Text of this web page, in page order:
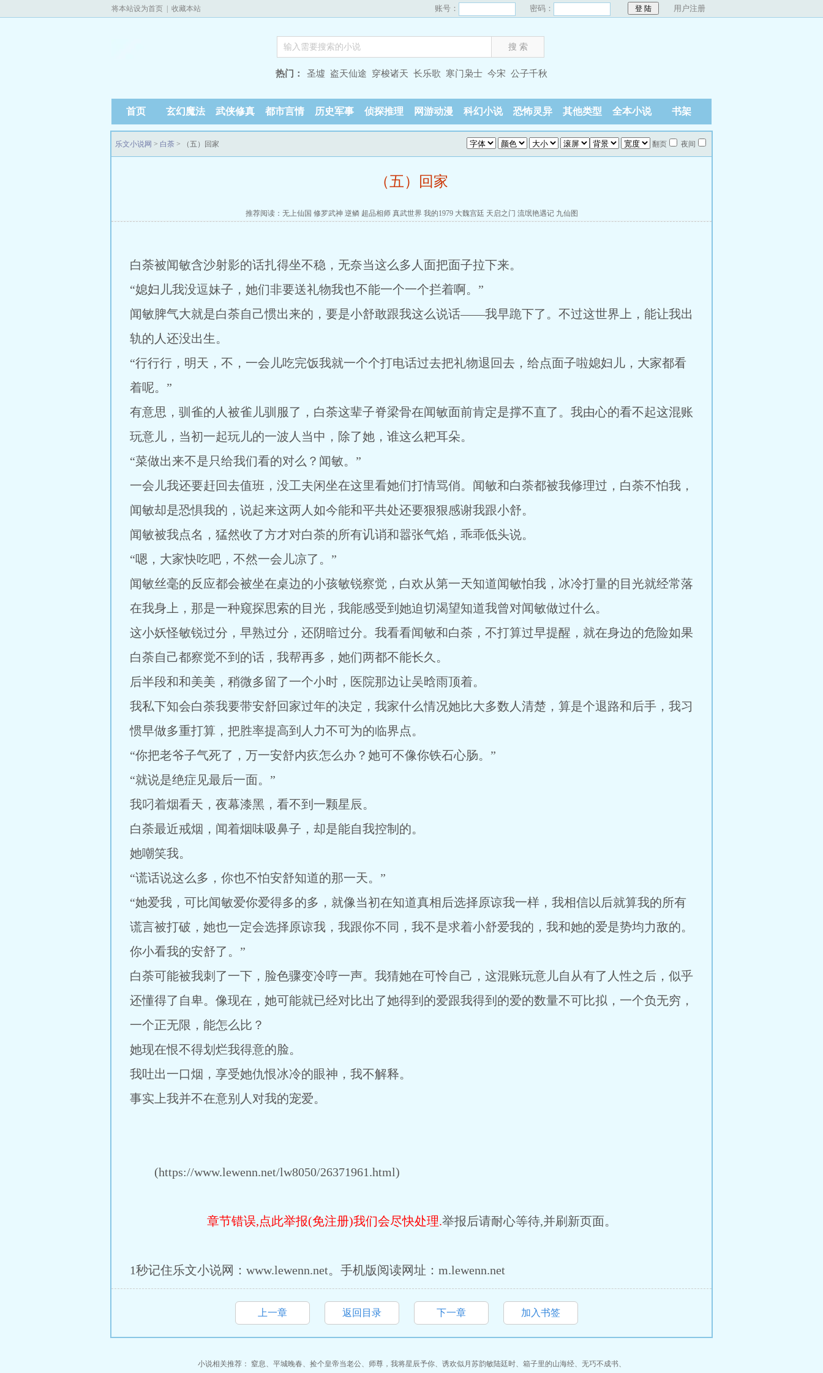
将本站设为首页 收藏本站 账号： 密码： 用户注册
热门： 圣墟 盗天仙途 穿梭诸天 长乐歌 寒门枭士 今宋 公子千秋
首页 玄幻魔法 武侠修真 都市言情 历史军事 侦探推理 网游动漫 科幻小说 恐怖灵异 其他类型 全本小说 书架
乐文小说网 > 白荼 > （五）回家 翻页 夜间
（五）回家
推荐阅读： 无上仙国 修罗武神 逆鳞 超品相师 真武世界 我的1979 大魏宫廷 天启之门 流氓艳遇记 九仙图
白荼被闻敏含沙射影的话扎得坐不稳，无奈当这么多人面把面子拉下来。
“媳妇儿我没逗妹子，她们非要送礼物我也不能一个一个拦着啊。”
闻敏脾气大就是白荼自己惯出来的，要是小舒敢跟我这么说话——我早跪下了。不过这世界上，能让我出
轨的人还没出生。
“行行行，明天，不，一会儿吃完饭我就一个个打电话过去把礼物退回去，给点面子啦媳妇儿，大家都看
着呢。”
有意思，驯雀的人被雀儿驯服了，白荼这辈子脊梁骨在闻敏面前肯定是撑不直了。我由心的看不起这混账
玩意儿，当初一起玩儿的一波人当中，除了她，谁这么耙耳朵。
“菜做出来不是只给我们看的对么？闻敏。”
一会儿我还要赶回去值班，没工夫闲坐在这里看她们打情骂俏。闻敏和白荼都被我修理过，白荼不怕我，
闻敏却是恐惧我的，说起来这两人如今能和平共处还要狠狠感谢我跟小舒。
闻敏被我点名，猛然收了方才对白荼的所有讥诮和嚣张气焰，乖乖低头说。
“嗯，大家快吃吧，不然一会儿凉了。”
闻敏丝毫的反应都会被坐在桌边的小孩敏锐察觉，白欢从第一天知道闻敏怕我，冰冷打量的目光就经常落
在我身上，那是一种窥探思索的目光，我能感受到她迫切渴望知道我曾对闻敏做过什么。
这小妖怪敏锐过分，早熟过分，还阴暗过分。我看看闻敏和白荼，不打算过早提醒，就在身边的危险如果
白荼自己都察觉不到的话，我帮再多，她们两都不能长久。
后半段和和美美，稍微多留了一个小时，医院那边让吴晗雨顶着。
我私下知会白荼我要带安舒回家过年的决定，我家什么情况她比大多数人清楚，算是个退路和后手，我习
惯早做多重打算，把胜率提高到人力不可为的临界点。
“你把老爷子气死了，万一安舒内疚怎么办？她可不像你铁石心肠。”
“就说是绝症见最后一面。”
我叼着烟看天，夜幕漆黑，看不到一颗星辰。
白荼最近戒烟，闻着烟味吸鼻子，却是能自我控制的。
她嘲笑我。
“谎话说这么多，你也不怕安舒知道的那一天。”
“她爱我，可比闻敏爱你爱得多的多，就像当初在知道真相后选择原谅我一样，我相信以后就算我的所有
谎言被打破，她也一定会选择原谅我，我跟你不同，我不是求着小舒爱我的，我和她的爱是势均力敌的。
你小看我的安舒了。”
白荼可能被我刺了一下，脸色骤变冷哼一声。我猜她在可怜自己，这混账玩意儿自从有了人性之后，似乎
还懂得了自卑。像现在，她可能就已经对比出了她得到的爱跟我得到的爱的数量不可比拟，一个负无穷，
一个正无限，能怎么比？
她现在恨不得划烂我得意的脸。
我吐出一口烟，享受她仇恨冰冷的眼神，我不解释。
事实上我并不在意别人对我的宠爱。
(https://www.lewenn.net/lw8050/26371961.html)
章节错误,点此举报(免注册)我们会尽快处理.举报后请耐心等待,并刷新页面。
1秒记住乐文小说网：www.lewenn.net。手机版阅读网址：m.lewenn.net
上一章 返回目录 下一章 加入书签
小说相关推荐： 窒息、 平城晚春、 捡个皇帝当老公、 师尊，我将星辰予你、 诱欢似月苏韵敏陆廷时、 箱子里的山海经、 无巧不成书、